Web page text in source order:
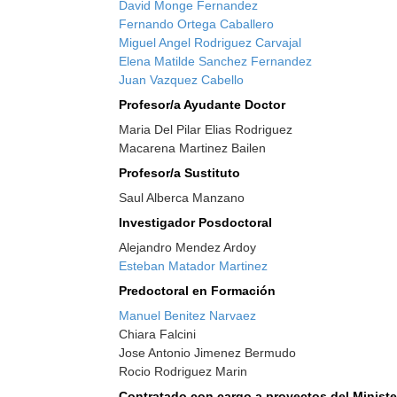
David Monge Fernandez
Fernando Ortega Caballero
Miguel Angel Rodriguez Carvajal
Elena Matilde Sanchez Fernandez
Juan Vazquez Cabello
Profesor/a Ayudante Doctor
Maria Del Pilar Elias Rodriguez
Macarena Martinez Bailen
Profesor/a Sustituto
Saul Alberca Manzano
Investigador Posdoctoral
Alejandro Mendez Ardoy
Esteban Matador Martinez
Predoctoral en Formación
Manuel Benitez Narvaez
Chiara Falcini
Jose Antonio Jimenez Bermudo
Rocio Rodriguez Marin